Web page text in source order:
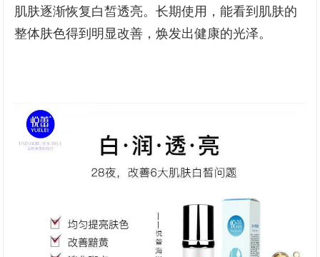
肌肤逐渐恢复白皙透亮。长期使用，能看到肌肤的
整体肤色得到明显改善，焕发出健康的光泽。